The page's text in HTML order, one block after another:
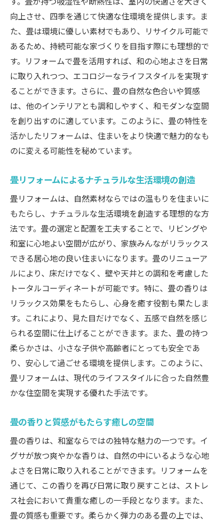
向上させ、四季を通じて快適な住環境を提供します。ま
た、畳は環境に優しい素材でもあり、リサイクル可能で
あるため、持続可能な家づくりを目指す際にも理想的で
す。リフォームで畳を活用すれば、和の心地よさを日常
に取り入れつつ、エコロジーなライフスタイルを実現す
ることができます。さらに、畳の自然な色合いや質感
は、他のインテリアとも調和しやすく、和モダンな空間
を創り出すのに適しています。このように、畳の特性を
活かしたリフォームは、住まいをより快適で魅力的なも
のに変える可能性を秘めています。
畳リフォームによるナチュラルな生活環境の創造
畳リフォームは、自然素材ならではの温もりを住まいに
もたらし、ナチュラルな生活環境を創造する理想的な方
法です。畳の選定と配置を工夫することで、リビングや
和室に心地よい空間が広がり、家族みんながリラックス
できる居心地の良い住まいになります。畳のリニューア
ルにより、床だけでなく、壁や天井との調和を考慮した
トータルコーディネートが可能です。特に、畳の香りは
リラックス効果をもたらし、心身を癒す役割も果たしま
す。これにより、見た目だけでなく、五感で自然を感じ
られる空間に仕上げることができます。また、畳の持つ
柔らかさは、小さな子供や高齢者にとっても安全であ
り、安心して過ごせる環境を提供します。このように、
畳リフォームは、現代のライフスタイルに合った自然豊
かな住空間を実現する優れた手法です。
畳の香りと質感がもたらす癒しの空間
畳の香りは、和室ならではの独特な魅力の一つです。イ
グサが放つ爽やかな香りは、自然の中にいるような心地
よさを日常に取り入れることができます。リフォームを
通じて、この香りを再び日常に取り戻すことは、ストレ
ス社会において貴重な癒しの一手段となります。また、
畳の質感も重要です。柔らかく弾力のある畳の上では、